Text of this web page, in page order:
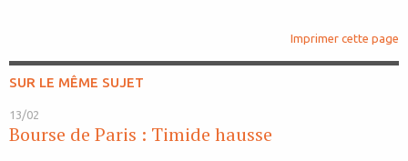
Imprimer cette page
SUR LE MÊME SUJET
13/02
Bourse de Paris : Timide hausse